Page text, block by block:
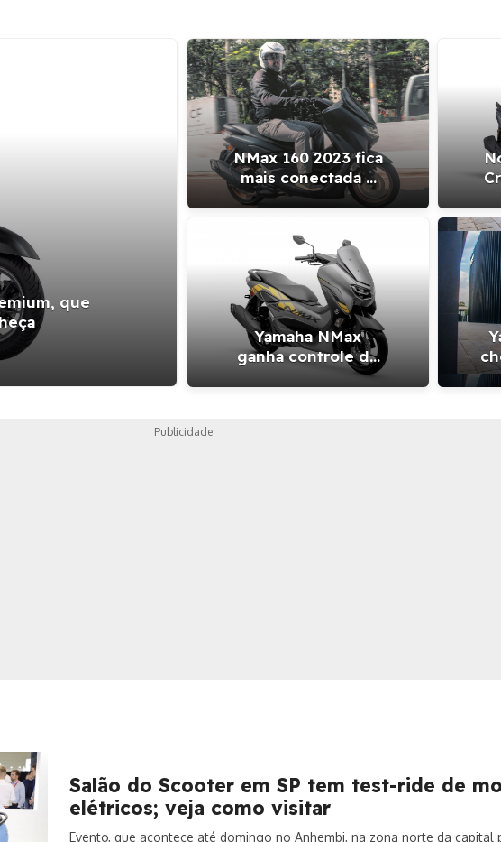
que
Scooter Honda PCX 160: o
em relação ao modelo de
NMax 160 2023 fica
mais conectada e
segura
Yamaha NMax
ganha controle de
Publicidade
Salão do Scooter em SP tem test-ride de
elétricos; veja como visitar
Evento, que acontece até domingo no Anhembi, na zona norte da capital